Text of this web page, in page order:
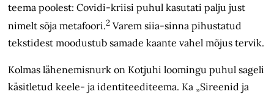
teema poolest: Covidi-kriisi puhul kasutati palju just
nimelt sõja metafoori.2 Varem siia-sinna pihustatud
tekstidest moodustub samade kaante vahel mõjus tervik.
Kolmas lähenemisnurk on Kotjuhi loomingu puhul sageli
käsitletud keele- ja identiteediteema. Ka „Sireenid ja